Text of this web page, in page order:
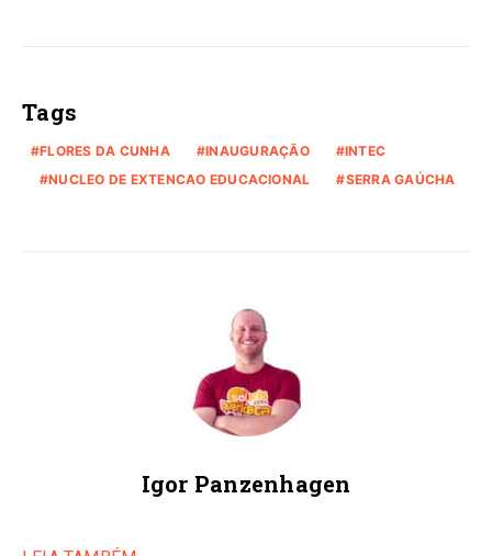
Tags
FLORES DA CUNHA INAUGURAÇÃO
INTEC
NUCLEO DE EXTENCAO EDUCACIONAL
SERRA GAÚCHA
Igor Panzenhagen